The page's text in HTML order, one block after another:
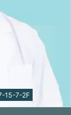
15-7-2F